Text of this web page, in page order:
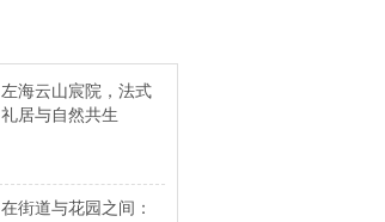
左海云山宸院，法式
礼居与自然共生
在街道与花园之间：